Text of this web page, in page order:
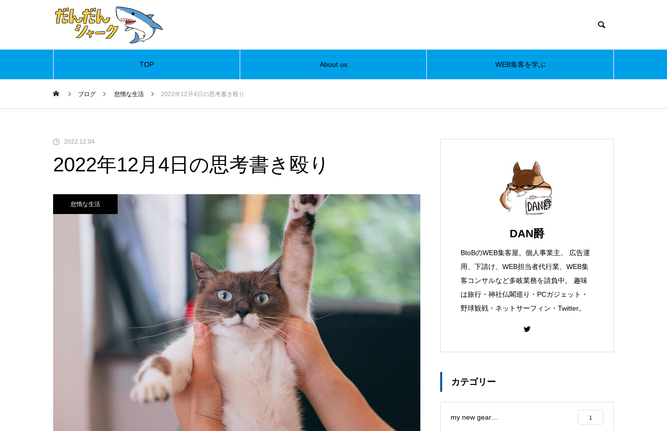
TOP About us WEB集客を学ぶ
Warning
/home/nish/dandanshark.com/public_html/wp-content/themes/muum_tcd085/functions/menu.php
ブログ 怠惰な生活 2022年12月4日の思考書き殴り
2022.12.04
2022年12月4日の思考書き殴り
怠惰な生活
DAN爵
BtoBのWEB集客屋。個人事業主。 広告運
用、下請け、WEB担当者代行業、WEB集
客コンサルなど多岐業務を請負中。 趣味
は旅行・神社仏閣巡り・PCガジェット・
野球観戦・ネットサーフィン・Twitter。
カテゴリー
my new gear… 1